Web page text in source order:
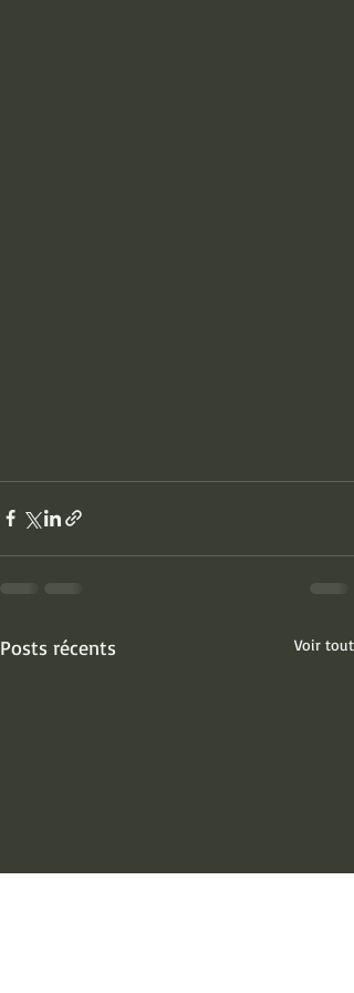
Posts récents Voir tout